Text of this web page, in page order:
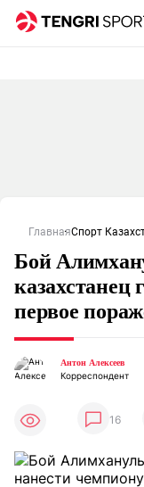
ГлавнаяСпорт
Бой
казахстанец
первое
Антон Алексеев
Корреспондент
16